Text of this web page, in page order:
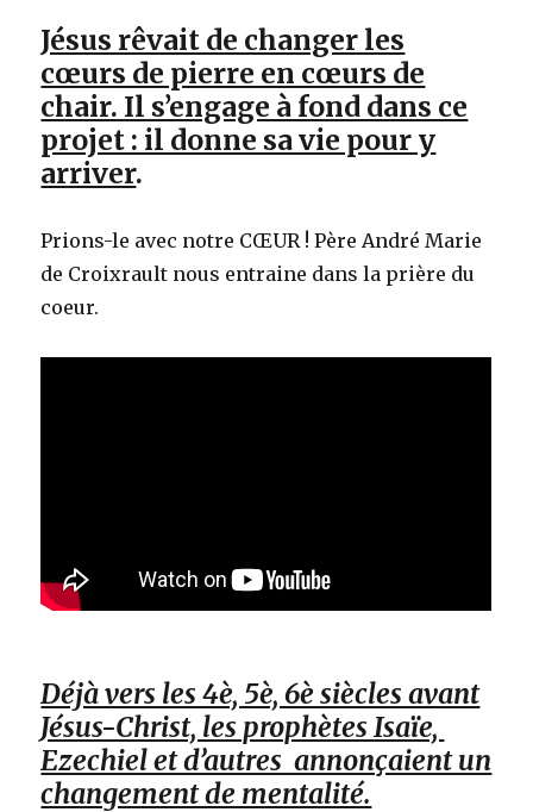
Jésus rêvait de changer les
cœurs de pierre en cœurs de
chair. Il s’engage à fond dans ce
projet : il donne sa vie pour y
arriver.
Prions-le avec notre CŒUR ! Père André Marie
de Croixrault nous entraine dans la prière du
coeur.
Déjà vers les 4è, 5è, 6è siècles avant
Jésus-Christ, les prophètes Isaïe,
Ezechiel et d’autres annonçaient un
changement de mentalité.